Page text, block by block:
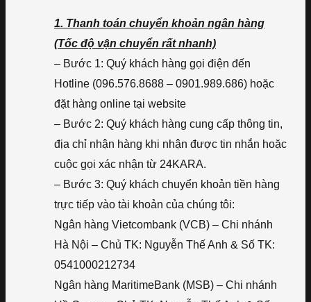
1. Thanh toán chuyển khoản ngân hàng
(Tốc độ vận chuyển rất nhanh)
– Bước 1: Quý khách hàng gọi điện đến
Hotline (096.576.8688 – 0901.989.686) hoặc
đặt hàng online tại website
– Bước 2: Quý khách hàng cung cấp thông tin,
địa chỉ nhận hàng khi nhận được tin nhắn hoặc
cuộc gọi xác nhận từ 24KARA.
– Bước 3: Quý khách chuyển khoản tiền hàng
trực tiếp vào tài khoản của chúng tôi:
Ngân hàng Vietcombank (VCB) – Chi nhánh
Hà Nội – Chủ TK: Nguyễn Thế Anh & Số TK:
0541000212734
Ngân hàng MaritimeBank (MSB) – Chi nhánh